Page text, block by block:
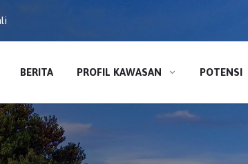
BERITA PROFIL KAWASAN POTENSI